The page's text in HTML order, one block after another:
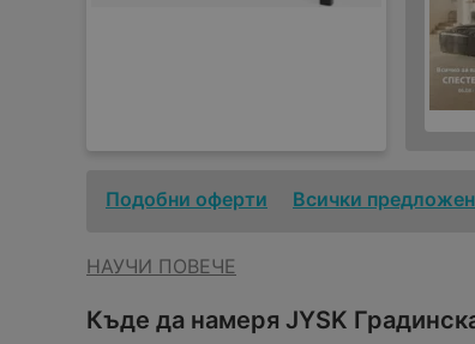
Подобни оферти Всички
НАУЧИ ПОВЕЧЕ
Къде да намеря JYSK